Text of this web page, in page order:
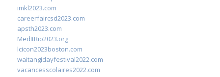
imkl2023.com
careerfaircsd2023.com
apsth2023.com
MedItRio2023.org
lcicon2023boston.com
waitangidayfestival2022.com
vacancesscolaires2022.com